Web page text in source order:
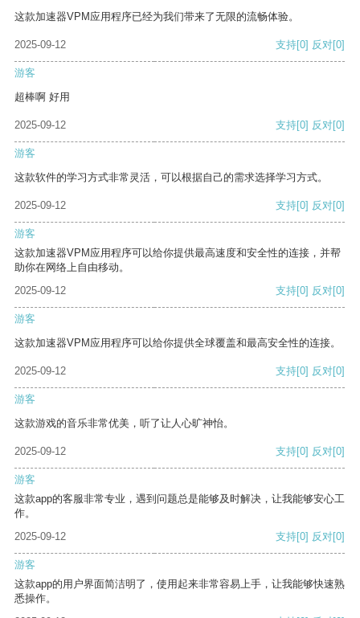
这款加速器VPM应用程序已经为我们带来了无限的流畅体验。
2025-09-12 支持[0] 反对[0]
游客
超棒啊 好用
2025-09-12 支持[0] 反对[0]
游客
这款软件的学习方式非常灵活，可以根据自己的需求选择学习方式。
2025-09-12 支持[0] 反对[0]
游客
这款加速器VPM应用程序可以给你提供最高速度和安全性的连接，并帮
助你在网络上自由移动。
2025-09-12
支持[0] 反对[0]
游客
这款加速器VPM应用程序可以给你提供全球覆盖和最高安全性的连接。
2025-09-12 支持[0] 反对[0]
游客
这款游戏的音乐非常优美，听了让人心旷神怡。
2025-09-12 支持[0] 反对[0]
游客
这款app的客服非常专业，遇到问题总是能够及时解决，让我能够安心工
作。
2025-09-12
支持[0] 反对[0]
游客
这款app的用户界面简洁明了，使用起来非常容易上手，让我能够快速熟
悉操作。